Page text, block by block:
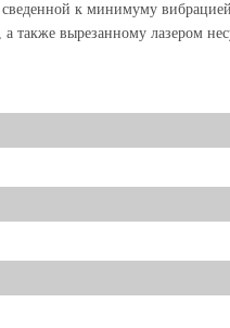
к минимуму
также вырезанному лазером